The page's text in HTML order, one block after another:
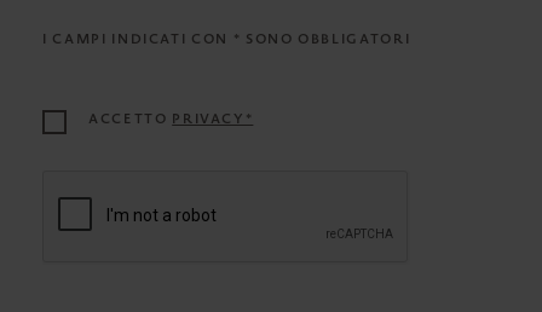
I CAMPI INDICATI CON * SONO OBBLIGATORI
ACCETTO PRIVACY*